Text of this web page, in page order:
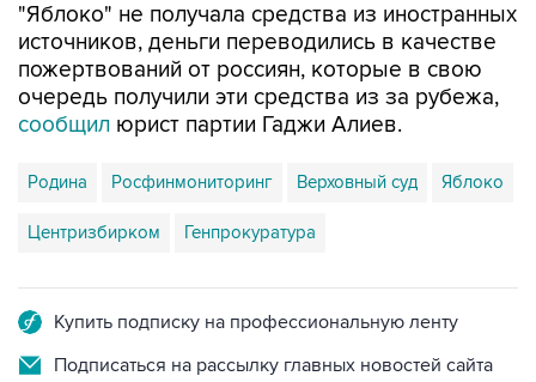
"Яблоко" не получала средства из иностранных
источников, деньги переводились в качестве
пожертвований от россиян, которые в свою
очередь получили эти средства из за рубежа,
сообщил юрист партии Гаджи Алиев.
Родина Росфинмониторинг Верховный суд Яблоко
Центризбирком Генпрокуратура
Купить подписку на профессиональную ленту
Подписаться на рассылку главных новостей сайта